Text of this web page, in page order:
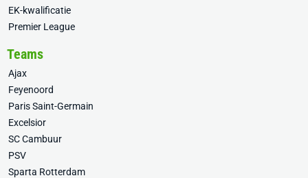
EK-kwalificatie
Premier League
Teams
Ajax
Feyenoord
Paris Saint-Germain
Excelsior
SC Cambuur
PSV
Sparta Rotterdam